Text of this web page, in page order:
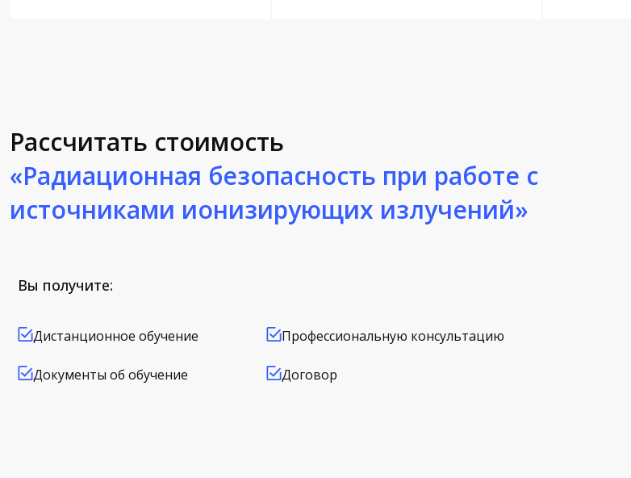
Рассчитать стоимость
«Радиационная безопасность при работе с
источниками ионизирующих излучений»
Вы получите:
Дистанционное обучение Профессиональную консультацию
Документы об обучение Договор